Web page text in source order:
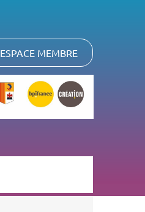
ESPACE MEMBRE